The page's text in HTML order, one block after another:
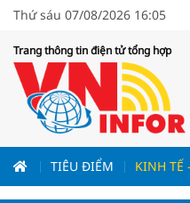
Thứ sáu 07/08/2026 16:05
Trang thông tin điện tử tổng hợp
TIÊU ĐIỂM KINH TẾ